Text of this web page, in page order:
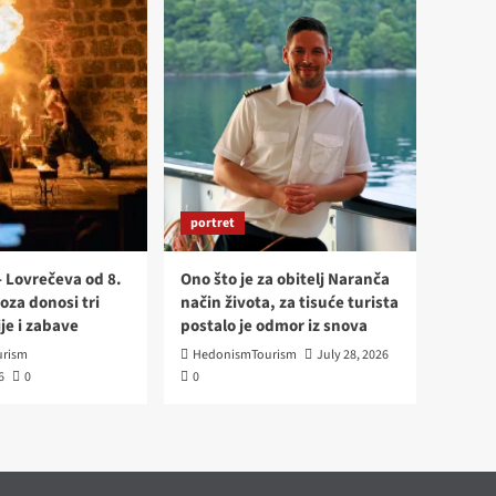
od 8.
donosi tri
i zabave
0
portret
Ono što je za obitelj Naranča
način života, za tisuće turista
postalo je odmor iz snova
HedonismTourism
July 28, 2026
0